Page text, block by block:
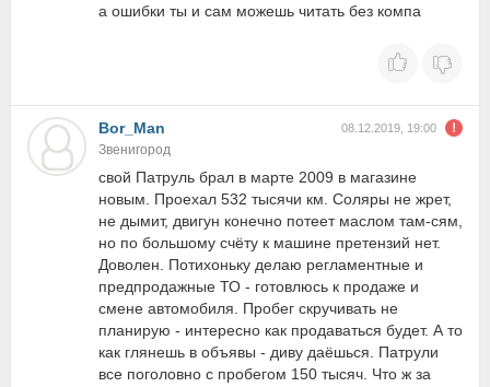
а ошибки ты и сам можешь читать без компа
Bor_Man 08.12.2019, 19:00
Звенигород
свой Патруль брал в марте 2009 в магазине
новым. Проехал 532 тысячи км. Соляры не жрет,
не дымит, двигун конечно потеет маслом там-сям,
но по большому счёту к машине претензий нет.
Доволен. Потихоньку делаю регламентные и
предпродажные ТО - готовлюсь к продаже и
смене автомобиля. Пробег скручивать не
планирую - интересно как продаваться будет. А то
как глянешь в объявы - диву даёшься. Патрули
все поголовно с пробегом 150 тысяч. Что ж за